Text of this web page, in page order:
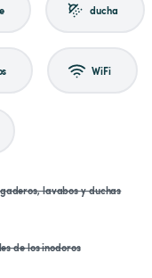
ducha
WiFi
lavabos y duchas
de los inodoros